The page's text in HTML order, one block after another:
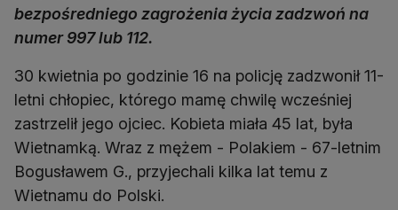
bezpośredniego zagrożenia życia zadzwoń na
numer 997 lub 112.
30 kwietnia po godzinie 16 na policję zadzwonił 11-
letni chłopiec, którego mamę chwilę wcześniej
zastrzelił jego ojciec. Kobieta miała 45 lat, była
Wietnamką. Wraz z mężem - Polakiem - 67-letnim
Bogusławem G., przyjechali kilka lat temu z
Wietnamu do Polski.